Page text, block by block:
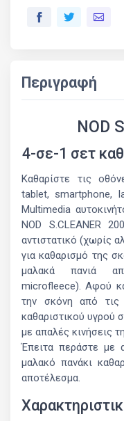
Περιγραφή
NOD
4-σε-1 σετ
Καθαρίστε τις
tablet, smartphone,
Multimedia
NOD S.CLEANER
αντιστατικό (χωρίς
για καθαρισμό της
μαλακά πανιά
microfleece). Αφού
την σκόνη από τις
καθαριστικού υγρού
με απαλές κινήσεις
Έπειτα περάστε με
μαλακό πανάκι
αποτέλεσμα.